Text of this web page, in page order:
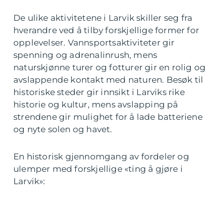
De ulike aktivitetene i Larvik skiller seg fra
hverandre ved å tilby forskjellige former for
opplevelser. Vannsportsaktiviteter gir
spenning og adrenalinrush, mens
naturskjønne turer og fotturer gir en rolig og
avslappende kontakt med naturen. Besøk til
historiske steder gir innsikt i Larviks rike
historie og kultur, mens avslapping på
strendene gir mulighet for å lade batteriene
og nyte solen og havet.
En historisk gjennomgang av fordeler og
ulemper med forskjellige «ting å gjøre i
Larvik»: